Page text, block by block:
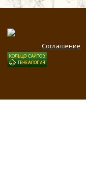
Соглашение